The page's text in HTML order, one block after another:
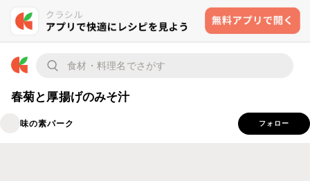
春菊と厚揚げのみそ汁
味の素パーク フォロー